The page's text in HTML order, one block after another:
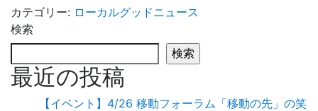
カテゴリー: ローカルグッドニュース
検索
検索
最近の投稿
【イベント】4/26 移動フォーラム「移動の先」の笑